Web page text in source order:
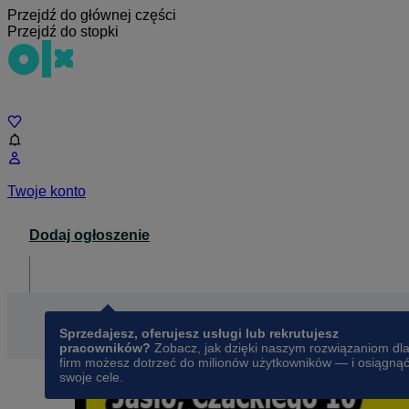
Przejdź do głównej części
Przejdź do stopki
Twoje konto
Dodaj ogłoszenie
Sprzedajesz, oferujesz usługi lub rekrutujesz
pracowników? Zobacz, jak dzięki naszym rozwiązaniom dla
firm możesz dotrzeć do milionów użytkowników — i osiągnąć
swoje cele.